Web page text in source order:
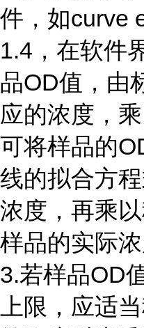
件，如curve
1.4 ，在软件
品OD值，由
应的浓度，
可将样品的
线的拟合方
浓度，再乘
样品的实际浓
3.若样品OD
上限，应适